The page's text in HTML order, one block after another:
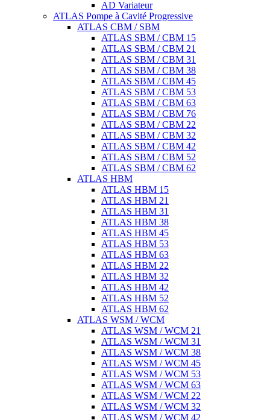
AD Variateur
ATLAS Pompe à Cavité Progressive
ATLAS CBM / SBM
ATLAS SBM / CBM 15
ATLAS SBM / CBM 21
ATLAS SBM / CBM 31
ATLAS SBM / CBM 38
ATLAS SBM / CBM 45
ATLAS SBM / CBM 53
ATLAS SBM / CBM 63
ATLAS SBM / CBM 76
ATLAS SBM / CBM 22
ATLAS SBM / CBM 32
ATLAS SBM / CBM 42
ATLAS SBM / CBM 52
ATLAS SBM / CBM 62
ATLAS HBM
ATLAS HBM 15
ATLAS HBM 21
ATLAS HBM 31
ATLAS HBM 38
ATLAS HBM 45
ATLAS HBM 53
ATLAS HBM 63
ATLAS HBM 22
ATLAS HBM 32
ATLAS HBM 42
ATLAS HBM 52
ATLAS HBM 62
ATLAS WSM / WCM
ATLAS WSM / WCM 21
ATLAS WSM / WCM 31
ATLAS WSM / WCM 38
ATLAS WSM / WCM 45
ATLAS WSM / WCM 53
ATLAS WSM / WCM 63
ATLAS WSM / WCM 22
ATLAS WSM / WCM 32
ATLAS WSM / WCM 42